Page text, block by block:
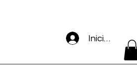
Iniciar sesión